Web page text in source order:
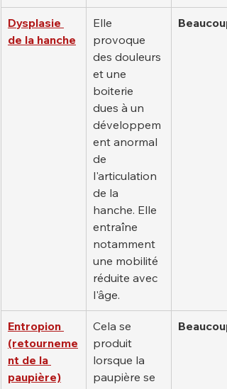
Dysplasie
de la hanche
Elle
provoque
des douleurs
et une
boiterie
dues à un
développem
ent anormal
de
l'articulation
de la
hanche. Elle
entraîne
notamment
une mobilité
réduite avec
l'âge.
Beaucoup
Entropion
(retourneme
nt de la
paupière)
Cela se
produit
lorsque la
paupière se
Beaucoup